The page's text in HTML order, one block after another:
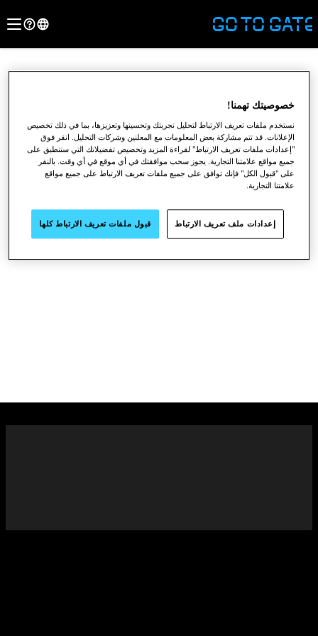
●
●
خصوصيتك تهمنا!
نستخدم ملفات تعريف الارتباط لتحليل تجربتك وتحسينها وتعزيزها، بما في ذلك تخصيص
الإعلانات. قد تتم مشاركة بعض المعلومات مع المعلنين وشركات التحليل. انقر فوق
"إعدادات ملفات تعريف الارتباط" لقراءة المزيد وتخصيص تفضيلاتك التي ستنطبق على
جميع مواقع علامتنا التجارية. يجوز سحب موافقتك في أي موقع في أي وقت. بالنقر
على "قبول الكل" فإنك توافق على جميع ملفات تعريف الارتباط على جميع مواقع
علامتنا التجارية.
إعدادات ملف تعريف الارتباط قبول ملفات تعريف الارتباط كلها